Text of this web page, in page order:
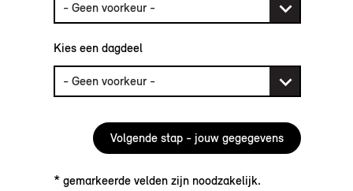
Kies een dagdeel
* gemarkeerde velden zijn noodzakelijk.